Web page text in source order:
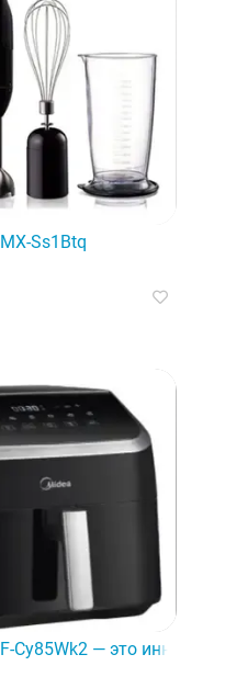
упростит ваши домашние
Ss1Btq
готовить вкусные блюда.
Cy85Wk2 — это